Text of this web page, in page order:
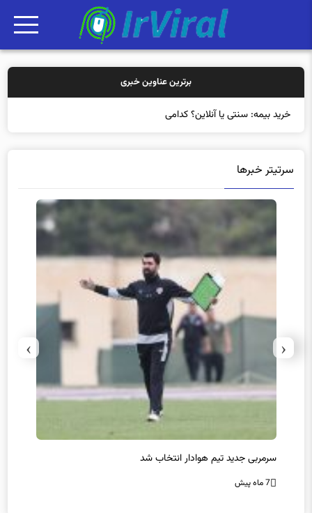
برترین عناوین خبری
خرید بیمه: سنتی یا آنلاین؟ کدامیک تجربه ب
سرتیتر خبرها
سرمربی جدید تیم هوادار انتخاب شد
7 ماه پیش
‹
›